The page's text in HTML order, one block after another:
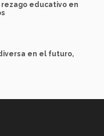
educativo en
en el futuro,